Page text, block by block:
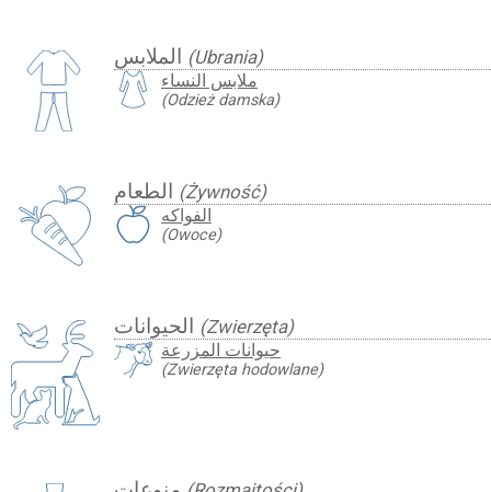
(Ubrania)
ملابس النساء
(Odzież damska)
(Żywność)
الفواكه
(Owoce)
(Zwierzęta)
حيوانات المزرعة
(Zwierzęta hodowlane)